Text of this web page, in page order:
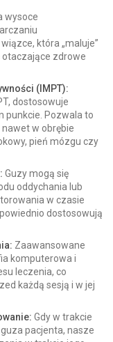
wysoce
która „maluje”
zdrowe
(IMPT):
dostosowuje
punkcie. Pozwala to
w obrębie
pień mózgu czy
Guzy mogą się
oddychania lub
w czasie
dostosowują
Zaawansowane
komputerowa i
leczenia, co
każdą sesją i w jej
Gdy w trakcie
pacjenta, nasze